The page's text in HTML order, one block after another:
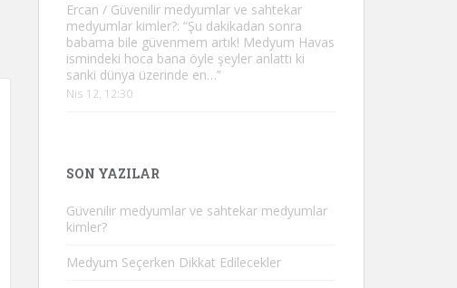
Ercan / Güvenilir medyumlar ve sahtekar
medyumlar kimler?: “Şu dakikadan sonra
babama bile güvenmem artık! Medyum Havas
ismindeki hoca bana öyle şeyler anlattı ki
sanki dünya üzerinde en…”
Nis 12, 12:30
SON YAZILAR
Güvenilir medyumlar ve sahtekar medyumlar
kimler?
Medyum Seçerken Dikkat Edilecekler